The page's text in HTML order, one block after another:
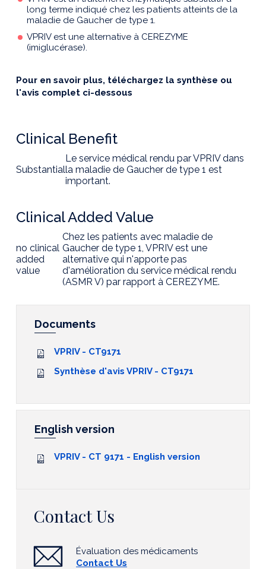
long terme indiqué chez les patients atteints de la
maladie de Gaucher de type 1.
VPRIV est une alternative à CEREZYME
(imiglucérase).
Pour en savoir plus, téléchargez la synthèse ou
l'avis complet ci-dessous
Clinical Benefit
Substantial
Le service médical rendu par VPRIV dans
la maladie de Gaucher de type 1 est
important.
Clinical Added Value
no clinical
added
value
Chez les patients avec maladie de
Gaucher de type 1, VPRIV est une
alternative qui n'apporte pas
d'amélioration du service médical rendu
(ASMR V) par rapport à CEREZYME.
Documents
VPRIV - CT9171
Synthèse d'avis VPRIV - CT9171
English version
VPRIV - CT 9171 - English version
Contact Us
Évaluation des médicaments
Contact Us